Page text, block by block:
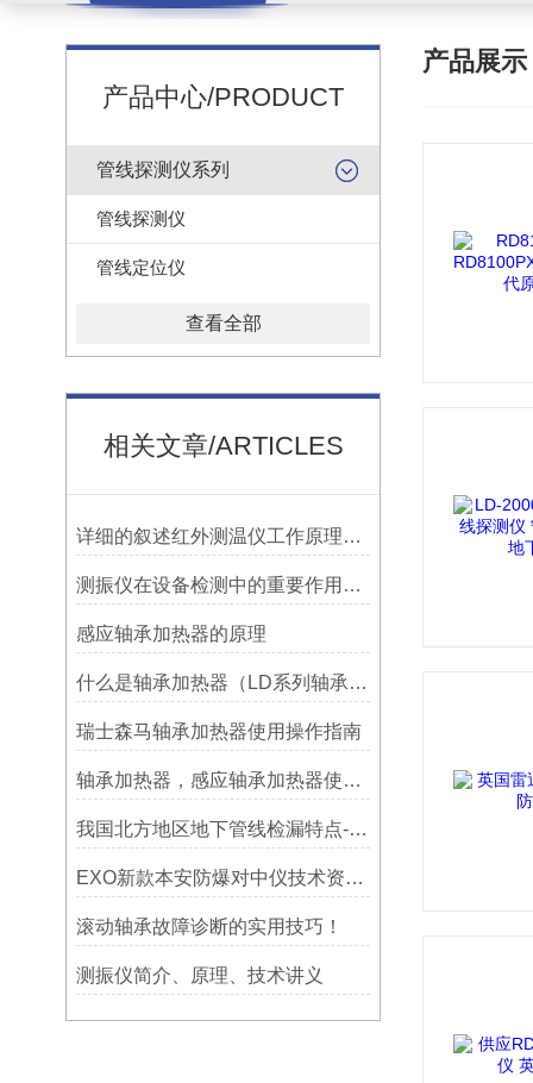
产品中心/PRODUCT
管线探测仪系列
管线探测仪
管线定位仪
查看全部
相关文章/ARTICLES
详细的叙述红外测温仪工作原理及应用
测振仪在设备检测中的重要作用之简析
感应轴承加热器的原理
什么是轴承加热器（LD系列轴承加热器）-宁波利德仪器
瑞士森马轴承加热器使用操作指南
轴承加热器，感应轴承加热器使用常见问题总结！
我国北方地区地下管线检漏特点-宁波利德仪器
EXO新款本安防爆对中仪技术资料简介——宁波利德仪器
滚动轴承故障诊断的实用技巧！
测振仪简介、原理、技术讲义
产品展示